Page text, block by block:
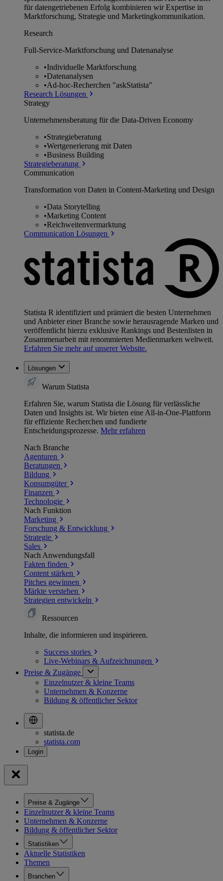
für datengetriebenen Erfolg kombinieren wir Expertise in
Marktforschung, Strategie und Marketingkommunikation.
Research
Full-Service-Marktforschung und Datenanalyse
•Individuelle Marktforschung
•Datenanalysen
•Ad-hoc-Recherchen "askStatista"
Research Lösungen
Strategy
Unternehmens­beratung für die Data-Driven Economy
•Strategieberatung
•Wertgenerierung mit Daten
•Business Building
Strategieberatung
Communication
Transformation von Daten in Content-Marketing und Design
•Data Storytelling
•Marketing Content
•Reichweitenvermarktung
Communication Lösungen
Statista R identifiziert und prämiert die besten Unternehmen
und Anbieter einer Branche sowie herausragende Marken und
veröffentlicht hierzu exklusive Rankings und Bestenlisten in
Zusammenarbeit mit renommierten Medienmarken weltweit.
Erfahren Sie mehr auf unserer Website.
Lösungen
Warum Statista
Erfahren Sie, warum Statista die Lösung für verlässliche
Daten und Insights ist. Wir bieten eine All-in-One-Plattform
für effiziente Recherchen und fundierte
Entscheidungsprozesse. Mehr erfahren
Nach Branche
Agenturen
Beratungen
Bildung
Konsumgüter
Finanzen
Technologie
Nach Funktion
Marketing
Forschung & Entwicklung
Strategie
Sales
Nach Anwendungsfall
Fakten finden
Content stärken
Pitches gewinnen
Märkte verstehen
Strategien entwickeln
Ressourcen
Inhalte, die informieren und inspirieren.
Success stories
Live-Webinars & Aufzeichnungen
Preise & Zugänge
Einzelnutzer & kleine Teams
Unternehmen & Konzerne
Bildung & öffentlicher Sektor
statista.de
statista.com
Preise & Zugänge
Einzelnutzer & kleine Teams
Unternehmen & Konzerne
Bildung & öffentlicher Sektor
Statistiken
Aktuelle Statistiken
Themen
Branchen